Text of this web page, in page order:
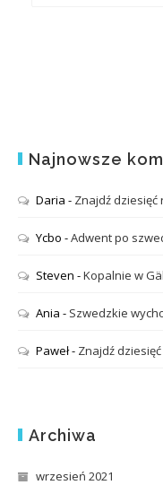
Najnowsze
Daria - Znajdź dziesięć
Ycbo -Adwent po
Steven -Kopalnie w
Ania - Szwedzkie
Paweł- Znajdź
Archiwa
wrzesień 2021